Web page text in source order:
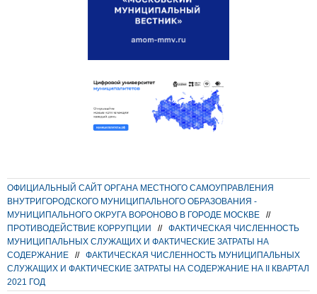
ОФИЦИАЛЬНЫЙ САЙТ ОРГАНА МЕСТНОГО САМОУПРАВЛЕНИЯ
ВНУТРИГОРОДСКОГО МУНИЦИПАЛЬНОГО ОБРАЗОВАНИЯ -
МУНИЦИПАЛЬНОГО ОКРУГА ВОРОНОВО В ГОРОДЕ МОСКВЕ
//
ПРОТИВОДЕЙСТВИЕ КОРРУПЦИИ
//
ФАКТИЧЕСКАЯ ЧИСЛЕННОСТЬ
МУНИЦИПАЛЬНЫХ СЛУЖАЩИХ И ФАКТИЧЕСКИЕ ЗАТРАТЫ НА
СОДЕРЖАНИЕ
//
ФАКТИЧЕСКАЯ ЧИСЛЕННОСТЬ МУНИЦИПАЛЬНЫХ
СЛУЖАЩИХ И ФАКТИЧЕСКИЕ ЗАТРАТЫ НА СОДЕРЖАНИЕ НА II КВАРТАЛ
2021 ГОД